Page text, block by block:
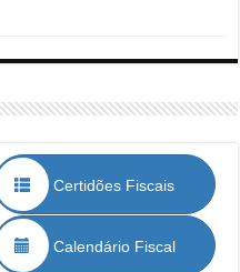
Certidões Fiscais
Calendário Fiscal